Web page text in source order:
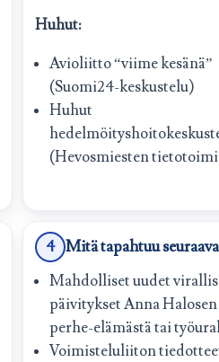
Huhut:
Avioliitto “viime kesänä”
(Suomi24-keskustelu)
Huhut
(Hevosmiesten
4 Mitä tapahtuu
Mahdolliset uudet
päivitykset Anna Halosen
perhe-elämästä tai
Voimisteluliiton